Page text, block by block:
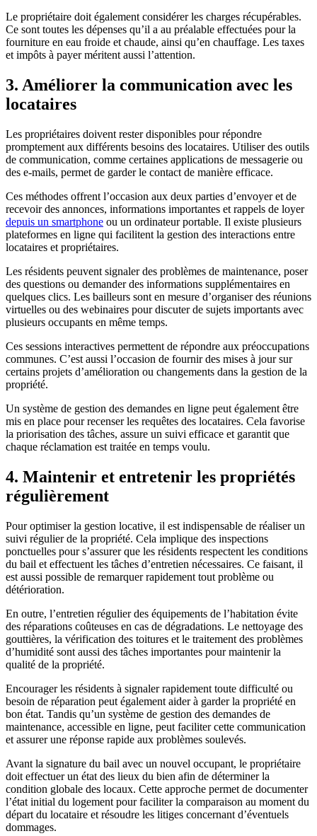
Le propriétaire doit également considérer les charges récupérables.
Ce sont toutes les dépenses qu’il a au préalable effectuées pour la
fourniture en eau froide et chaude, ainsi qu’en chauffage. Les taxes
et impôts à payer méritent aussi l’attention.
3. Améliorer la communication avec les
locataires
Les propriétaires doivent rester disponibles pour répondre
promptement aux différents besoins des locataires. Utiliser des outils
de communication, comme certaines applications de messagerie ou
des e-mails, permet de garder le contact de manière efficace.
Ces méthodes offrent l’occasion aux deux parties d’envoyer et de
recevoir des annonces, informations importantes et rappels de loyer
depuis un smartphone ou un ordinateur portable. Il existe plusieurs
plateformes en ligne qui facilitent la gestion des interactions entre
locataires et propriétaires.
Les résidents peuvent signaler des problèmes de maintenance, poser
des questions ou demander des informations supplémentaires en
quelques clics. Les bailleurs sont en mesure d’organiser des réunions
virtuelles ou des webinaires pour discuter de sujets importants avec
plusieurs occupants en même temps.
Ces sessions interactives permettent de répondre aux préoccupations
communes. C’est aussi l’occasion de fournir des mises à jour sur
certains projets d’amélioration ou changements dans la gestion de la
propriété.
Un système de gestion des demandes en ligne peut également être
mis en place pour recenser les requêtes des locataires. Cela favorise
la priorisation des tâches, assure un suivi efficace et garantit que
chaque réclamation est traitée en temps voulu.
4. Maintenir et entretenir les propriétés
régulièrement
Pour optimiser la gestion locative, il est indispensable de réaliser un
suivi régulier de la propriété. Cela implique des inspections
ponctuelles pour s’assurer que les résidents respectent les conditions
du bail et effectuent les tâches d’entretien nécessaires. Ce faisant, il
est aussi possible de remarquer rapidement tout problème ou
détérioration.
En outre, l’entretien régulier des équipements de l’habitation évite
des réparations coûteuses en cas de dégradations. Le nettoyage des
gouttières, la vérification des toitures et le traitement des problèmes
d’humidité sont aussi des tâches importantes pour maintenir la
qualité de la propriété.
Encourager les résidents à signaler rapidement toute difficulté ou
besoin de réparation peut également aider à garder la propriété en
bon état. Tandis qu’un système de gestion des demandes de
maintenance, accessible en ligne, peut faciliter cette communication
et assurer une réponse rapide aux problèmes soulevés.
Avant la signature du bail avec un nouvel occupant, le propriétaire
doit effectuer un état des lieux du bien afin de déterminer la
condition globale des locaux. Cette approche permet de documenter
l’état initial du logement pour faciliter la comparaison au moment du
départ du locataire et résoudre les litiges concernant d’éventuels
dommages.